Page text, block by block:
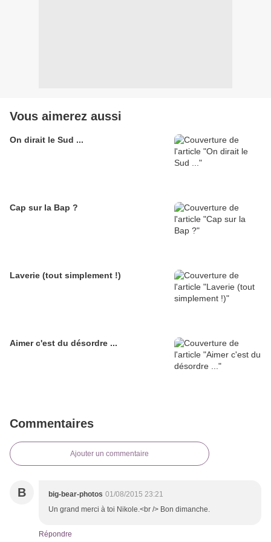
Vous aimerez aussi
On dirait le Sud ...
Cap sur la Bap ?
Laverie (tout simplement !)
Aimer c'est du désordre ...
Commentaires
Ajouter un commentaire
B big-bear-photos 01/08/2015 23:21
Un grand merci à toi Nikole.<br /> Bon dimanche.
Répondre